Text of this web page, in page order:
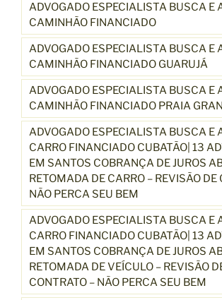
ADVOGADO ESPECIALISTA BUSCA E
CAMINHÃO FINANCIADO
ADVOGADO ESPECIALISTA BUSCA E
CAMINHÃO FINANCIADO GUARUJÁ
ADVOGADO ESPECIALISTA BUSCA E
CAMINHÃO FINANCIADO PRAIA
ADVOGADO ESPECIALISTA BUSCA E
CARRO FINANCIADO CUBATÃO| 13
EM SANTOS COBRANÇA DE JUROS
RETOMADA DE CARRO – REVISÃO DE
NÃO PERCA SEU BEM
ADVOGADO ESPECIALISTA BUSCA E
CARRO FINANCIADO CUBATÃO| 13
EM SANTOS COBRANÇA DE JUROS
RETOMADA DE VEÍCULO – REVISÃO
CONTRATO – NÃO PERCA SEU BEM